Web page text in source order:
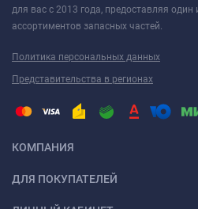
для вас с 2013 года, предоставляя
ассортиментов запасных частей.
Политика персональных данных
Представительства в регионах
КОМПАНИЯ
ДЛЯ ПОКУПАТЕЛЕЙ